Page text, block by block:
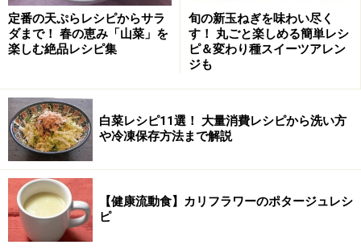
定番の天ぷらレシピからサラ
ダまで！ 春の恵み「山菜」を
楽しむ絶品レシピ集
旬の新玉ねぎを味わい尽く
す！ 丸ごと楽しめる簡単レシ
ピ＆変わり種スイーツアレン
ジも
白菜レシピ11選！ 大量消費レシピから洗い方
や冷凍保存方法まで解説
【健康流動食】カリフラワーのポタージュレシ
ピ